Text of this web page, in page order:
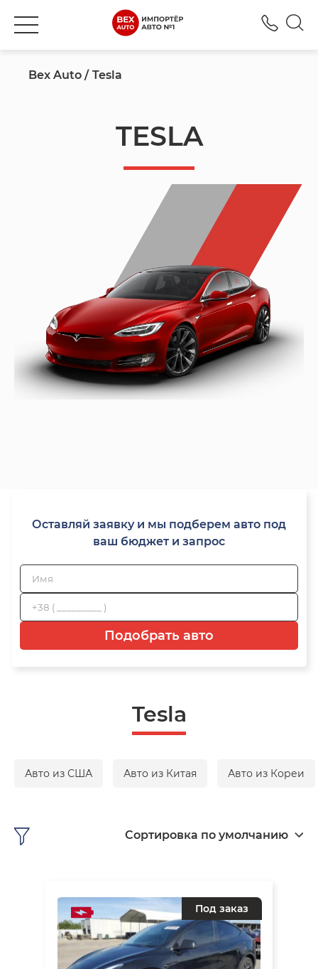
Bex Auto Tesla
TESLA
Оставляй заявку и мы подберем авто под
ваш бюджет и запрос
Подобрать авто
Tesla
Авто из США Авто из Китая Авто из Кореи
Сортировка по умолчанию
Под заказ